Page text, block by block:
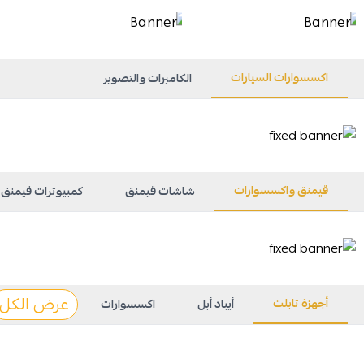
اكسسوارات السيارات الكاميرات والتصوير
قيمنق واكسسوارات شاشات قيمنق كمبيوترات قيمنق
أجهزة تابلت أيباد أبل اكسسوارات عرض الكل